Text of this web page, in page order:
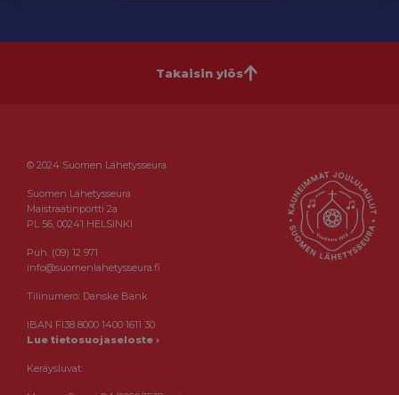
Takaisin ylös
© 2024 Suomen Lähetysseura
Suomen Lähetysseura
Maistraatinportti 2a
PL 56, 00241 HELSINKI
Puh. (09) 12 971
info@suomenlahetysseura.fi
Tilinumero: Danske Bank
IBAN FI38 8000 1400 1611 30
Lue tietosuojaseloste ›
Keräysluvat: